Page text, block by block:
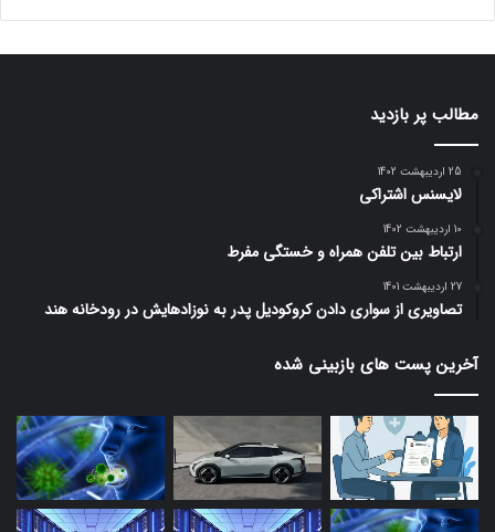
مطالب پر بازدید
25 اردیبهشت 1402
لایسنس اشتراکی
10 اردیبهشت 1402
ارتباط بین تلفن همراه و خستگی مفرط
27 اردیبهشت 1401
تصاویری از سواری دادن کروکودیل پدر به نوزادهایش در رودخانه هند
آخرین پست های بازبینی شده